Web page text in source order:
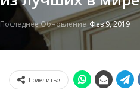
Последнее ОбновлениеФев 9, 2019
Поделиться